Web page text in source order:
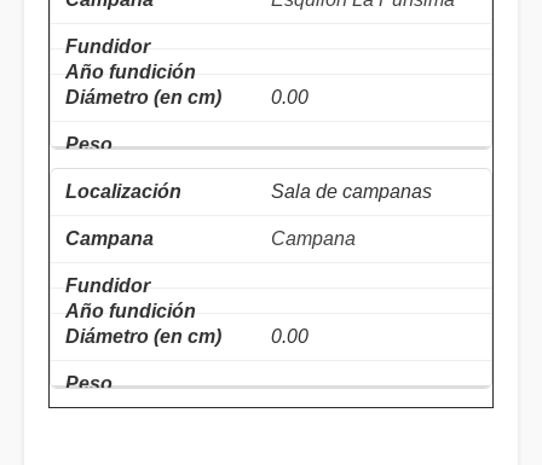
0.00
Sala de campanas
Campana
0.00